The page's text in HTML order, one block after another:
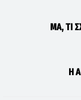
ΜΑ, ΤΙ
Η